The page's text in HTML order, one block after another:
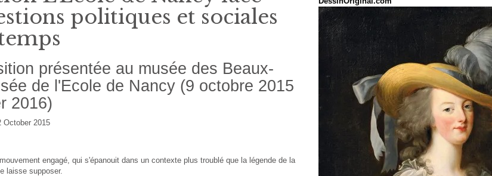
politiques et sociales
présentée au musée des Beaux-
de l'Ecole de Nancy (9 octobre 2015
2016)
October 2015
engagé, qui s'épanouit dans un contexte plus troublé que la légende de la
laisse supposer.